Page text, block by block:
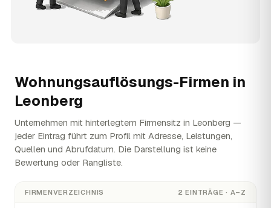
Wohnungsauflösungs-Firmen in
Leonberg
Unternehmen mit hinterlegtem Firmensitz in Leonberg —
jeder Eintrag führt zum Profil mit Adresse, Leistungen,
Quellen und Abrufdatum. Die Darstellung ist keine
Bewertung oder Rangliste.
FIRMENVERZEICHNIS 2 EINTRÄGE · A–Z